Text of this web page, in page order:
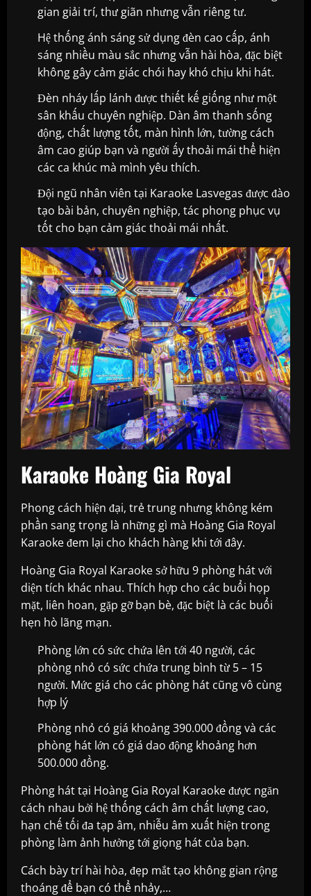
gian giải trí, thư giãn nhưng vẫn riêng tư.
Hệ thống ánh sáng sử dụng đèn cao cấp, ánh
sáng nhiều màu sắc nhưng vẫn hài hòa, đặc biệt
không gây cảm giác chói hay khó chịu khi hát.
Đèn nháy lấp lánh được thiết kế giống như một
sân khấu chuyên nghiệp. Dàn âm thanh sống
động, chất lượng tốt, màn hình lớn, tường cách
âm cao giúp bạn và người ấy thoải mái thể hiện
các ca khúc mà mình yêu thích.
Đội ngũ nhân viên tại Karaoke Lasvegas được đào
tạo bài bản, chuyên nghiệp, tác phong phục vụ
tốt cho bạn cảm giác thoải mái nhất.
Karaoke Hoàng Gia Royal
Phong cách hiện đại, trẻ trung nhưng không kém
phần sang trọng là những gì mà Hoàng Gia Royal
Karaoke đem lại cho khách hàng khi tới đây.
Hoàng Gia Royal Karaoke sở hữu 9 phòng hát với
diện tích khác nhau. Thích hợp cho các buổi họp
mặt, liên hoan, gặp gỡ bạn bè, đặc biệt là các buổi
hẹn hò lãng mạn.
Phòng lớn có sức chứa lên tới 40 người, các
phòng nhỏ có sức chứa trung bình từ 5 – 15
người. Mức giá cho các phòng hát cũng vô cùng
hợp lý
Phòng nhỏ có giá khoảng 390.000 đồng và các
phòng hát lớn có giá dao động khoảng hơn
500.000 đồng.
Phòng hát tại Hoàng Gia Royal Karaoke được ngăn
cách nhau bởi hệ thống cách âm chất lượng cao,
hạn chế tối đa tạp âm, nhiễu âm xuất hiện trong
phòng làm ảnh hưởng tới giọng hát của bạn.
Cách bày trí hài hòa, đẹp mắt tạo không gian rộng
thoáng để bạn có thể nhảy,…